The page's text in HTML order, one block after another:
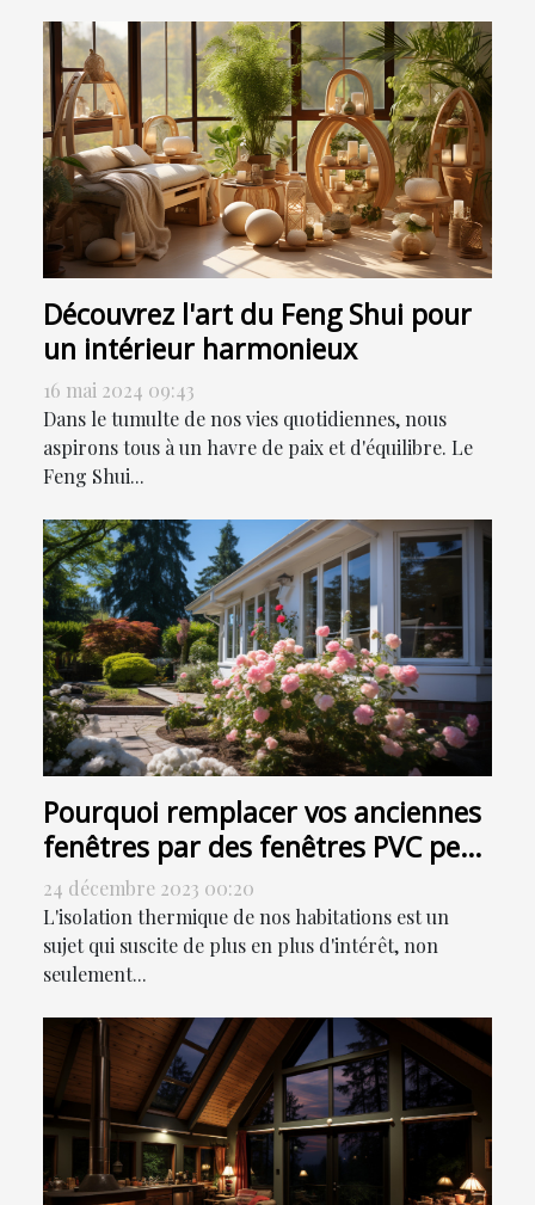
Découvrez l'art du Feng Shui pour
un intérieur harmonieux
16 mai 2024 09:43
Dans le tumulte de nos vies quotidiennes, nous
aspirons tous à un havre de paix et d'équilibre. Le
Feng Shui...
Pourquoi remplacer vos anciennes
fenêtres par des fenêtres PVC peut
contribuer à la réduction de votre
facture énergétique
24 décembre 2023 00:20
L'isolation thermique de nos habitations est un
sujet qui suscite de plus en plus d'intérêt, non
seulement...